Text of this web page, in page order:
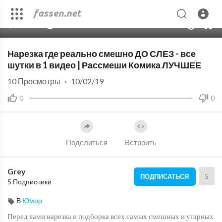
Нарезка где реально смешно ДО СЛЕЗ - все
шутки в 1 видео | Рассмеши Комика ЛУЧШЕЕ
0 0
10 Просмотры · 10/02/19
Поделиться Встроить
Grey
5 Подписчики
ПОДПИСАТЬСЯ 5
В Юмор
Перед вами нарезка и подборка всех самых смешных и угарных